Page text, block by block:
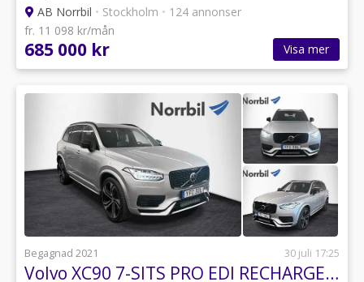
AB Norrbil • Stockholm • 124 annonser
fr. 11 098 kr/mån
685 000 kr Visa mer
Begagnad 2021 30 juli 17:25
Volvo XC90 7-SITS PRO EDI RECHARGE T8 AWD LUFT DRAG B&W PANO